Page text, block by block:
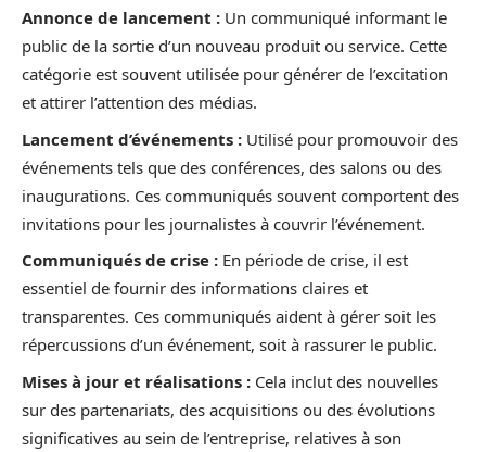
Annonce de lancement : Un communiqué informant le
public de la sortie d’un nouveau produit ou service. Cette
catégorie est souvent utilisée pour générer de l’excitation
et attirer l’attention des médias.
Lancement d’événements : Utilisé pour promouvoir des
événements tels que des conférences, des salons ou des
inaugurations. Ces communiqués souvent comportent des
invitations pour les journalistes à couvrir l’événement.
Communiqués de crise : En période de crise, il est
essentiel de fournir des informations claires et
transparentes. Ces communiqués aident à gérer soit les
répercussions d’un événement, soit à rassurer le public.
Mises à jour et réalisations : Cela inclut des nouvelles
sur des partenariats, des acquisitions ou des évolutions
significatives au sein de l’entreprise, relatives à son